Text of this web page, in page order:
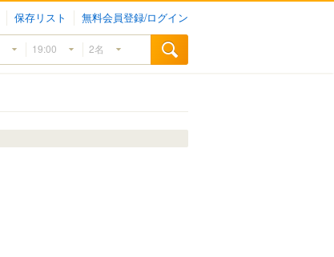
保存リスト 無料会員登録/ログイン